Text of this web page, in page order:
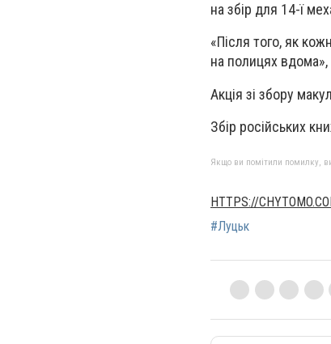
на збір для 14-ї
«Після того, як
на полицях вдома»,
Акція зі збору
Збір російських
Якщо ви помітили помилку,
HTTPS://
#Луцьк